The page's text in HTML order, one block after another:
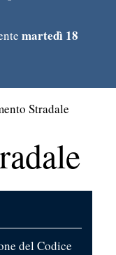
martedì 18
Stradale
del Codice